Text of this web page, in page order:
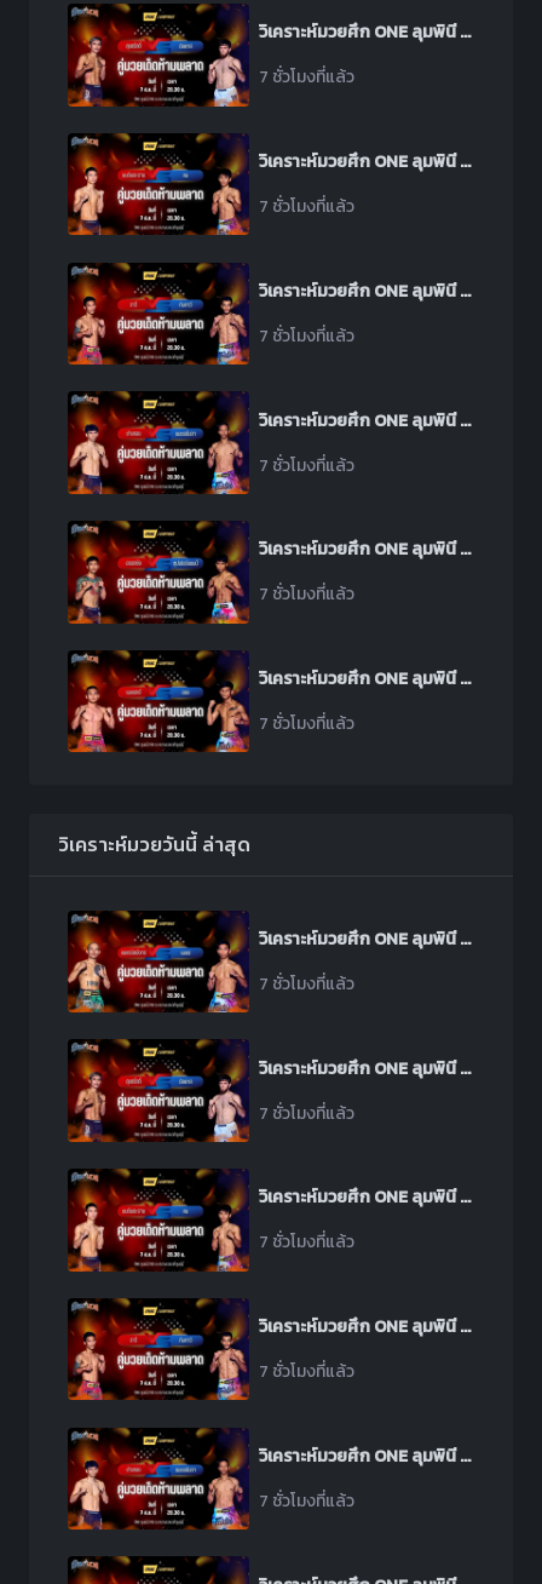
วิเคราะห์มวยศึก ONE ลุมพินี 165 ระหว่าง สุขสวัสดิ์ พีเค.แสนชัย พบ อิลยาส มูซาเอฟ
7 ชั่วโมงที่แล้ว
วิเคราะห์มวยศึก ONE ลุมพินี 165 ระหว่าง มนต์พระราม ศิษย์เพชรฉลูกัณฑ์ พบ คม พีเค.แสนชัย
7 ชั่วโมงที่แล้ว
วิเคราะห์มวยศึก ONE ลุมพินี 165 ระหว่าง ราวี ลูกสวน พบ ทันทาวี อาเหม็ด ฮาเฟซ
7 ชั่วโมงที่แล้ว
วิเคราะห์มวยศึก ONE ลุมพินี 165 ระหว่าง ช่างทอง เอ็มยุเด็น พบ เพชรอันดา เกียรติยอดยิ่ง
7 ชั่วโมงที่แล้ว
วิเคราะห์มวยศึก ONE ลุมพินี 165 ระหว่าง อรรถชัย ลูกสวน พบ ซุปเปอร์แชมป์ วูดดี้ชลบุรีพระลิสซิ่ง
7 ชั่วโมงที่แล้ว
วิเคราะห์มวยศึก ONE ลุมพินี 165 ระหว่าง เพชรตรี ศิษย์เจ๊แดง พบ ออง ทุน โบ
7 ชั่วโมงที่แล้ว
วิเคราะห์มวยวันนี้ ล่าสุด
วิเคราะห์มวยศึก ONE ลุมพินี 165 ระหว่าง เพชรนิลมังกร น้ำแข็งไอซ์แลนด์ พบ เพชร สวนหลวงรถยก
7 ชั่วโมงที่แล้ว
วิเคราะห์มวยศึก ONE ลุมพินี 165 ระหว่าง สุขสวัสดิ์ พีเค.แสนชัย พบ อิลยาส มูซาเอฟ
7 ชั่วโมงที่แล้ว
วิเคราะห์มวยศึก ONE ลุมพินี 165 ระหว่าง มนต์พระราม ศิษย์เพชรฉลูกัณฑ์ พบ คม พีเค.แสนชัย
7 ชั่วโมงที่แล้ว
วิเคราะห์มวยศึก ONE ลุมพินี 165 ระหว่าง ราวี ลูกสวน พบ ทันทาวี อาเหม็ด ฮาเฟซ
7 ชั่วโมงที่แล้ว
วิเคราะห์มวยศึก ONE ลุมพินี 165 ระหว่าง ช่างทอง เอ็มยุเด็น พบ เพชรอันดา เกียรติยอดยิ่ง
7 ชั่วโมงที่แล้ว